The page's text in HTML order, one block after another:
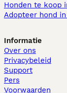
Honden te koop
Adopteer hond
Informatie
Over ons
Privacybeleid
Support
Pers
Voorwaarden